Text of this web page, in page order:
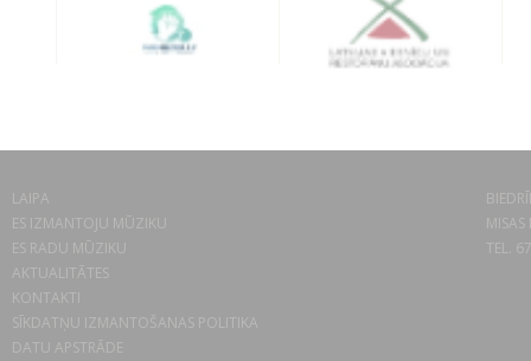
LAIPA
ES IZMANTOJU MŪZIKU
ES RADU MŪZIKU
AKTUALITĀTES
KONTAKTI
SĪKDATŅU IZMANTOŠANAS POLITIKA
DATU APSTRĀDE
TEL.